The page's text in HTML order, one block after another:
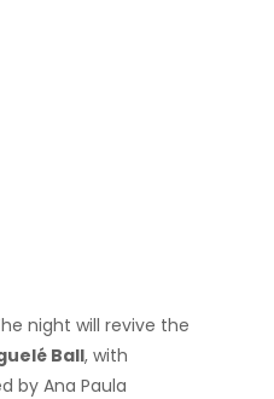
night will revive the
Ball, with
by Ana Paula